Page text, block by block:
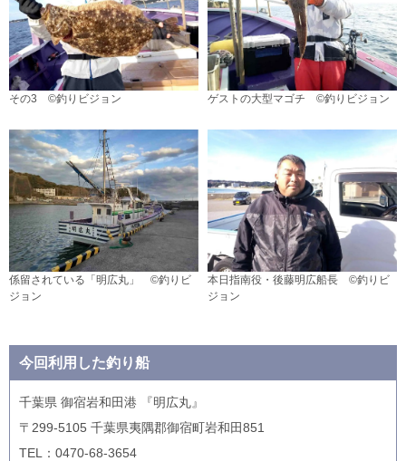
その3 ©釣りビジョン ゲストの大型マゴチ ©釣りビジョン
係留されている「明広丸」 ©釣りビ
ジョン
本日指南役・後藤明広船長 ©釣りビ
ジョン
今回利用した釣り船
千葉県 御宿岩和田港 『明広丸』
〒299-5105 千葉県夷隅郡御宿町岩和田851
TEL：0470-68-3654